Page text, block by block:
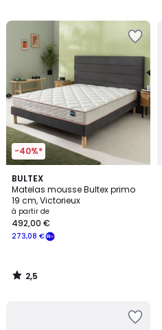
-40%*
BULTEX
Matelas mousse Bultex primo
19 cm, Victorieux
à partir de
273,08 €
492,00 €
2,5
/ 5
2,5
/